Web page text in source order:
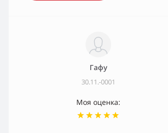
Гафу
30.11.-0001
Моя оценка: